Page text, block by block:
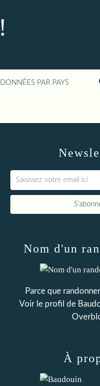
PAR PAYS
Nom d'un
Parce que
Voir le profil de
À